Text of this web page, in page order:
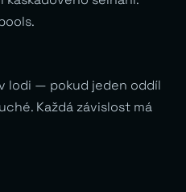
lodi — pokud jeden oddíl
Každá závislost má